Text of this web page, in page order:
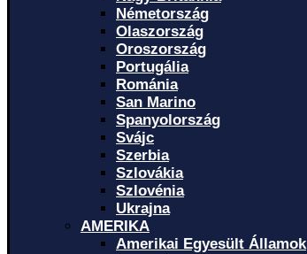
Németország
Olaszország
Oroszország
Portugália
Románia
San Marino
Spanyolország
Svájc
Szerbia
Szlovákia
Szlovénia
Ukrajna
AMERIKA
Amerikai Egyesült Államok